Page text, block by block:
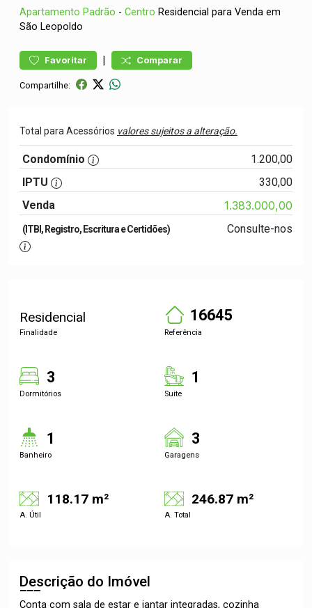
Apartamento Padrão - Centro Residencial para Venda em
São Leopoldo
Favoritar | Comparar
Compartilhe:
Total para Acessórios valores sujeitos a alteração.
Condomínio
1.200,00
IPTU
330,00
Venda
1.383.000,00
(ITBI, Registro, Escritura e Certidões) Consulte-nos
Residencial
Finalidade
16645
Referência
3
Dormitórios
1
Suite
1
Banheiro
3
Garagens
118.17 m²
A. Útil
246.87 m²
A. Total
Descrição do Imóvel
Conta com sala de estar e jantar integradas, cozinha